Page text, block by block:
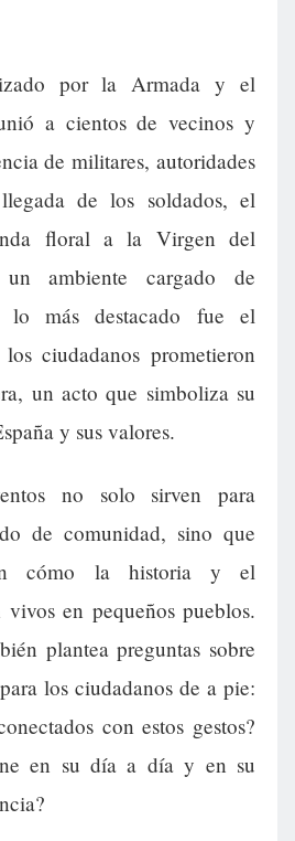
por la Armada y el
a cientos de vecinos y
de militares, autoridades
de los soldados, el
floral a la Virgen del
un ambiente cargado de
lo más destacado fue el
ciudadanos prometieron
un acto que simboliza su
y sus valores.
no solo sirven para
de comunidad, sino que
cómo la historia y el
en pequeños pueblos.
plantea preguntas sobre
los ciudadanos de a pie:
con estos gestos?
en su día a día y en su